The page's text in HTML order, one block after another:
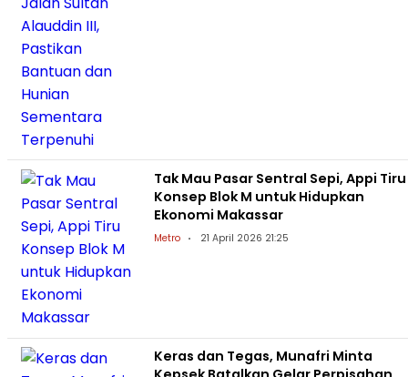
Tak Mau Pasar Sentral Sepi, Appi Tiru
Konsep Blok M untuk Hidupkan
Ekonomi Makassar
Metro 21 April 2026 21:25
Keras dan Tegas, Munafri Minta